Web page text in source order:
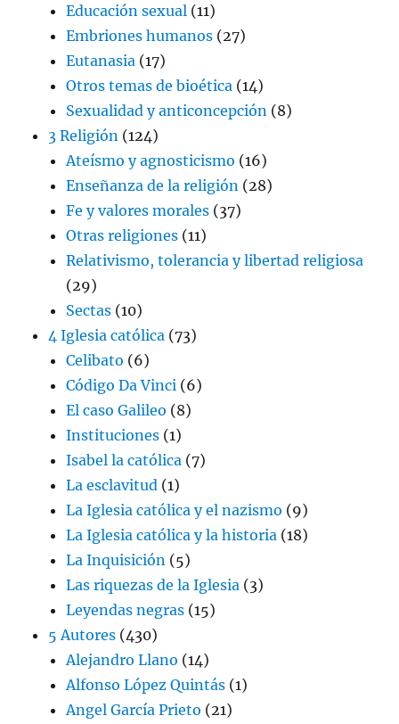
Educación sexual (11)
Embriones humanos (27)
Eutanasia (17)
Otros temas de bioética (14)
Sexualidad y anticoncepción (8)
3 Religión (124)
Ateísmo y agnosticismo (16)
Enseñanza de la religión (28)
Fe y valores morales (37)
Otras religiones (11)
Relativismo, tolerancia y libertad religiosa
(29)
Sectas (10)
4 Iglesia católica (73)
Celibato (6)
Código Da Vinci (6)
El caso Galileo (8)
Instituciones (1)
Isabel la católica (7)
La esclavitud (1)
La Iglesia católica y el nazismo (9)
La Iglesia católica y la historia (18)
La Inquisición (5)
Las riquezas de la Iglesia (3)
Leyendas negras (15)
5 Autores (430)
Alejandro Llano (14)
Alfonso López Quintás (1)
Angel García Prieto (21)